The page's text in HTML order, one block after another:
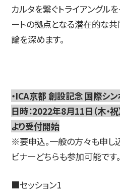
カルタを繋ぐトライアングル
ートの拠点となる潜在的な
論を深めます。
・ICA京都 創設記念 国際シ
日時：2022年8月11日（木・
より受付開始
※要申込。一般の方々も申し
ビナーどちらも参加可能です。
■セッション1